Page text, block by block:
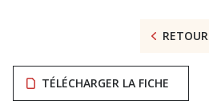
RETOUR
TÉLÉCHARGER LA FICHE